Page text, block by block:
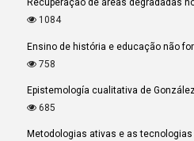
Recuperação de áreas degradadas
1084
Ensino de história e educação não
758
Epistemología cualitativa de
685
Metodologias ativas e as